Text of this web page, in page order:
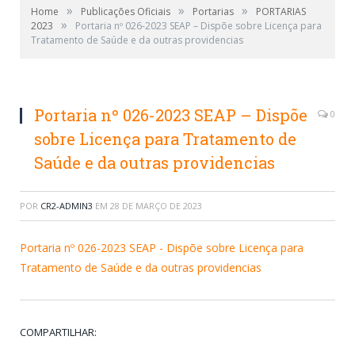
Home » Publicações Oficiais » Portarias »
PORTARIAS
2023
»
Portaria nº 026-2023 SEAP – Dispõe sobre Licença para
Tratamento de Saúde e da outras providencias
Portaria nº 026-2023 SEAP – Dispõe
sobre Licença para Tratamento de
Saúde e da outras providencias
0
POR CR2-ADMIN3 EM 28 DE MARÇO DE 2023
Portaria nº 026-2023 SEAP - Dispõe sobre Licença para
Tratamento de Saúde e da outras providencias
COMPARTILHAR: